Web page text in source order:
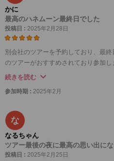
かに
最高のハネムーン最終日でした
投稿日 : 2025年2月28日
別会社のツアーを予約しており、最
のツアーがおすすめされており参加
きる丘からの景色はとてもロマンチッ
ありとても素敵でした。
飲み過ぎ、パンの食べ過ぎには注意で
ブルなので、そこでのお話もとても楽
した。
続きを読む
参加時期 : 2025年2月
な
なるちゃん
ツアー最後の夜に最高の思い出に
投稿日 : 2025年2月25日